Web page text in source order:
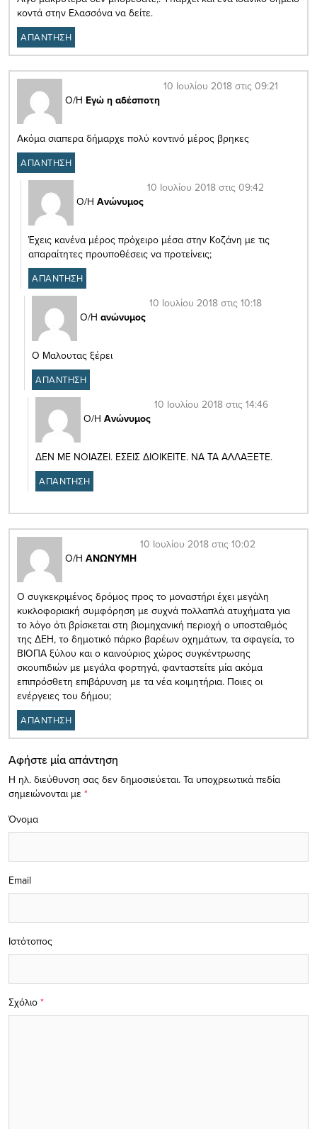
κοντά στην Ελασσόνα να δείτε.
ΑΠΑΝΤΗΣΗ
Ο/Η Εγώ η αδέσποτη
10 Ιουλίου 2018 στις 09:21
Ακόμα σιαπερα δήμαρχε πολύ κοντινό μέρος βρηκες
ΑΠΑΝΤΗΣΗ
Ο/Η Ανώνυμος
10 Ιουλίου 2018 στις 09:42
Έχεις κανένα μέρος πρόχειρο μέσα στην Κοζάνη με τις
απαραίτητες προυποθέσεις να προτείνεις;
ΑΠΑΝΤΗΣΗ
Ο/Η ανώνυμος
10 Ιουλίου 2018 στις 10:18
Ο Μαλουτας ξέρει
ΑΠΑΝΤΗΣΗ
Ο/Η Ανώνυμος
10 Ιουλίου 2018 στις 14:46
ΔΕΝ ΜΕ ΝΟΙΑΖΕΙ. ΕΣΕΙΣ ΔΙΟΙΚΕΙΤΕ. ΝΑ ΤΑ ΑΛΛΑΞΕΤΕ.
ΑΠΑΝΤΗΣΗ
Ο/Η ΑΝΩΝΥΜΗ
10 Ιουλίου 2018 στις 10:02
Ο συγκεκριμένος δρόμος προς το μοναστήρι έχει μεγάλη
κυκλοφοριακή συμφόρηση με συχνά πολλαπλά ατυχήματα για
το λόγο ότι βρίσκεται στη βιομηχανική περιοχή ο υποσταθμός
της ΔΕΗ, το δημοτικό πάρκο βαρέων οχημάτων, τα σφαγεία, το
ΒΙΟΠΑ ξύλου και ο καινούριος χώρος συγκέντρωσης
σκουπιδιών με μεγάλα φορτηγά, φανταστείτε μία ακόμα
επιπρόσθετη επιβάρυνση με τα νέα κοιμητήρια. Ποιες οι
ενέργειες του δήμου;
ΑΠΑΝΤΗΣΗ
Αφήστε μία απάντηση
Η ηλ. διεύθυνση σας δεν δημοσιεύεται. Τα υποχρεωτικά πεδία
σημειώνονται με *
Σχόλιο *
Όνομα
Email
Ιστότοπος